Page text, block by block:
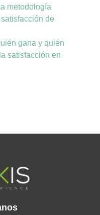
metodología
de
gana y quién
satisfacción en